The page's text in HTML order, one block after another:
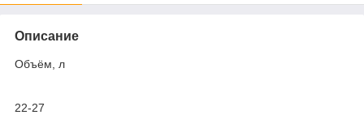
Описание
Объём, л
22-27